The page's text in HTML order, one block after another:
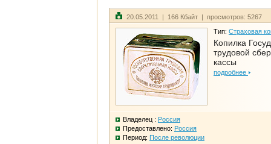
20.05.2011 | 166 Кбайт | просмотров: 5267
Тип: Страховая
Копилка
трудовой
кассы
подробнее
Владелец : Россия
Предоставлено: Россия
Период: После революции